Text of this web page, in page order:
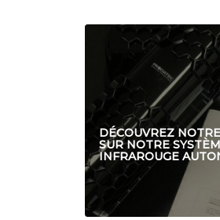
DÉCOUVREZ
SUR NOTRE
INFRAROUGE